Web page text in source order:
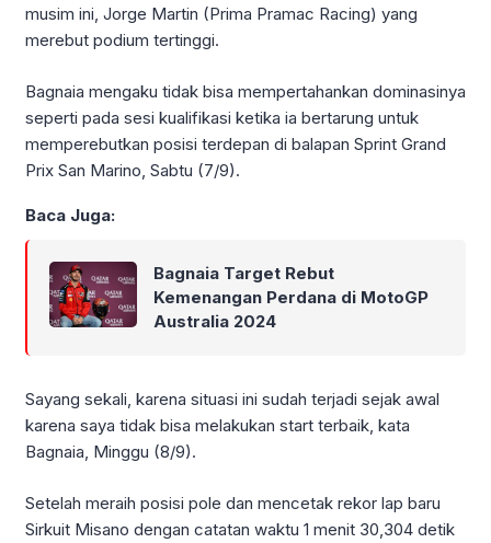
musim ini, Jorge Martin (Prima Pramac Racing) yang
merebut podium tertinggi.
Bagnaia mengaku tidak bisa mempertahankan dominasinya
seperti pada sesi kualifikasi ketika ia bertarung untuk
memperebutkan posisi terdepan di balapan Sprint Grand
Prix San Marino, Sabtu (7/9).
Baca Juga:
Bagnaia Target Rebut
Kemenangan Perdana di MotoGP
Australia 2024
Sayang sekali, karena situasi ini sudah terjadi sejak awal
karena saya tidak bisa melakukan start terbaik, kata
Bagnaia, Minggu (8/9).
Setelah meraih posisi pole dan mencetak rekor lap baru
Sirkuit Misano dengan catatan waktu 1 menit 30,304 detik